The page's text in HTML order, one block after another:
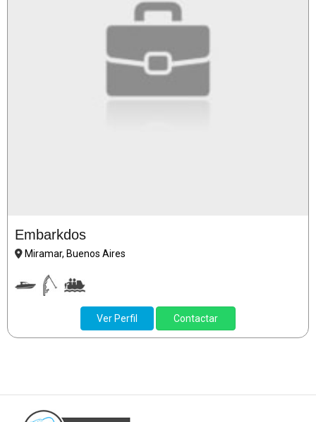
Embarkdos
Miramar, Buenos Aires
Ver Perfil Contactar